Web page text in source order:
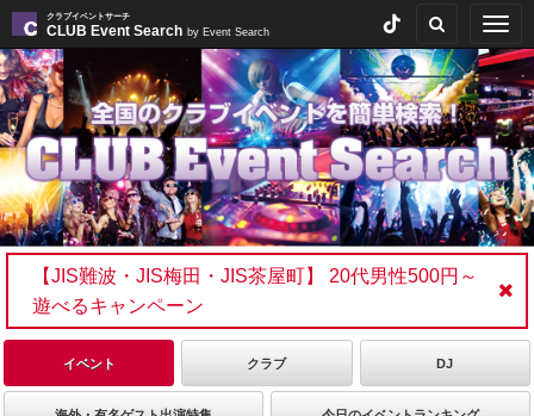
クラブイベントサーチ
CLUB Event Search by Event Search
【JIS難波・JIS梅田・JIS茶屋町】 20代男性500円～
遊べるキャンペーン
イベント クラブ DJ